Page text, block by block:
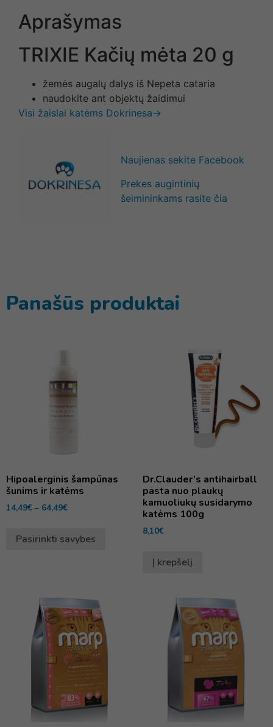
Aprašymas
TRIXIE Kačių mėta 20 g
žemės augalų dalys iš Nepeta cataria
naudokite ant objektų žaidimui
Visi žaislai katėms Dokrinesa→
Naujienas sekite Facebook
Prekes augintinių
šeimininkams rasite čia
Panašūs produktai
Hipoalerginis šampūnas
šunims ir katėms
14,49€ – 64,49€
Pasirinkti savybes
Dr.Clauder’s antihairball
pasta nuo plaukų
kamuoliukų susidarymo
katėms 100g
8,10€
Į krepšelį